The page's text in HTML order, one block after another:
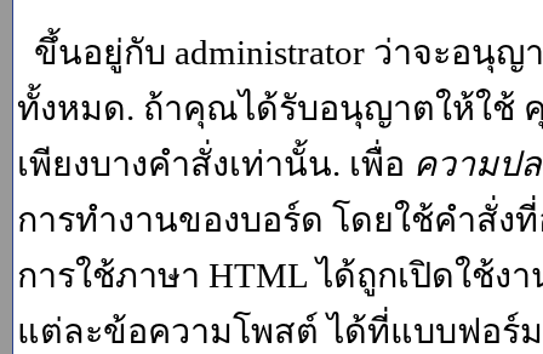
ขึ้นอยู่กับ administrator ว่าจะอนุ
ทั้งหมด. ถ้าคุณได้รับอนุญาตให้ใช้
เพียงบางคำสั่งเท่านั้น. เพื่อ ความป
การทำงานของบอร์ด โดยใช้คำสั่ง
การใช้ภาษา HTML ได้ถูกเปิดใช้
แต่ละข้อความโพสต์ ได้ที่แบบฟอร์